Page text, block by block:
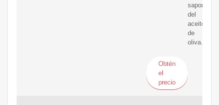
del
aceite
de
oliva.
Obtén
el
precio